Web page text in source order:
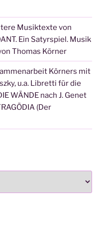
Musiktexte von
Ein Satyrspiel. Musik
Thomas Körner
Körners mit
u.a. Libretti für die
WÄNDE nach J. Genet
(Der